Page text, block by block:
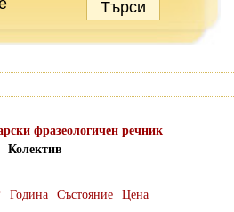
фразеологичен речник
Колектив
Година Състояние Цена